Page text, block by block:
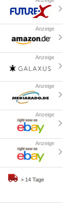
> 14 Tage